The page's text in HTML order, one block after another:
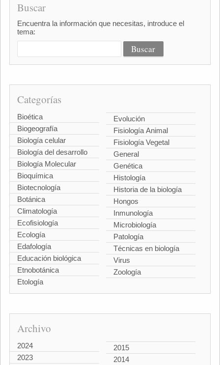
Buscar
Encuentra la información que necesitas, introduce el
tema:
Categorías
Bioética
Biogeografía
Biología celular
Biología del desarrollo
Biología Molecular
Bioquímica
Biotecnología
Botánica
Climatología
Ecofisiología
Ecología
Edafología
Educación biológica
Etnobotánica
Etología
Evolución
Fisiología Animal
Fisiología Vegetal
General
Genética
Histología
Historia de la biología
Hongos
Inmunología
Microbiología
Patología
Técnicas en biología
Virus
Zoología
Archivo
2024
2023
2015
2014